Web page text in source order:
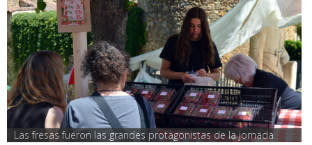
Las fresas fueron las grandes protagonistas de la jornada